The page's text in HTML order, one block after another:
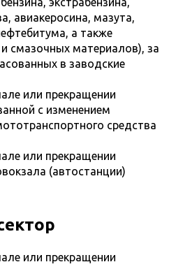
авиакеросина, мазута,
а также
и смазочных материалов), за
в заводские
или прекращении
с изменением
средства
или прекращении
(автостанции)
или прекращении